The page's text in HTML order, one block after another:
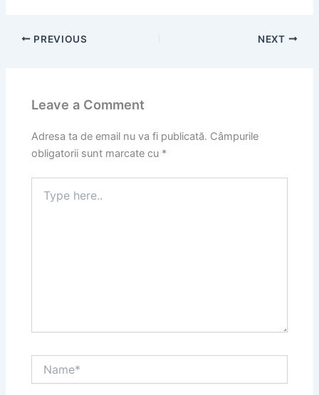
PREVIOUS NEXT
Leave a Comment
Adresa ta de email nu va fi publicată. Câmpurile
obligatorii sunt marcate cu *
here..